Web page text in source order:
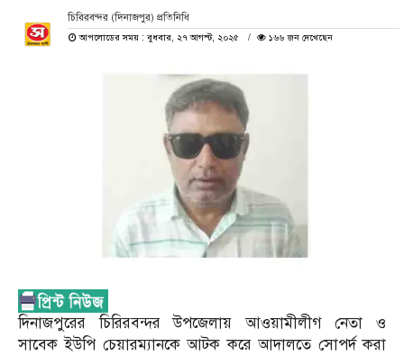
চিরিরবন্দর (দিনাজপুর) প্রতিনিধি
আপলোডের সময় : বুধবার, ২৭ আগস্ট, ২০২৫
১৬৬ জন দেখেছেন
দিনাজপুরের চিরিরবন্দর উপজেলায় আওয়ামীলীগ নেতা ও
সাবেক ইউপি চেয়ারম্যানকে আটক করে আদালতে সোপর্দ করা